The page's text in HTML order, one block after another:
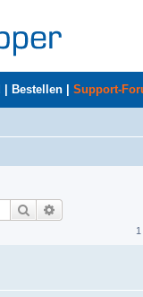
Bestellen Support-
Suche